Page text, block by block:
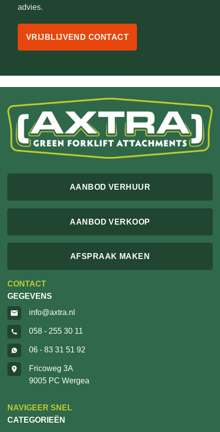
advies.
VRIJBLIJVEND CONTACT
AANBOD VERHUUR
AANBOD VERKOOP
AFSPRAAK MAKEN
CONTACT
GEGEVENS
info@axtra.nl
058 - 255 30 11
06 - 83 31 51 92
Fricoweg 3A
9005 PC Wergea
NAVIGEER SNEL
CATEGORIEËN